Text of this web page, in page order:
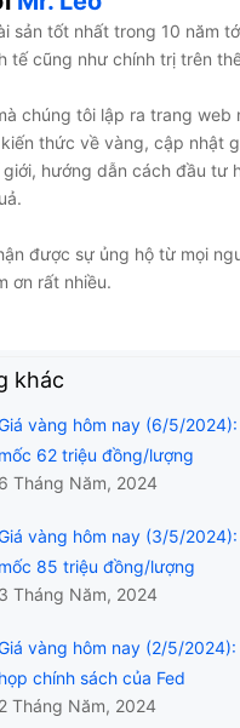
sản tốt nhất trong 10 năm
tế cũng như chính trị trên
chúng tôi lập ra trang web
thức về vàng, cập nhật
hướng dẫn cách đầu tư
được sự ủng hộ từ mọi
ơn rất nhiều.
khác
vàng hôm nay (6/5/
mốc 62 triệu đồng/lượng
6 Tháng Năm, 2024
vàng hôm nay (3/5/
mốc 85 triệu đồng/lượng
3 Tháng Năm, 2024
vàng hôm nay (2/5/
họp chính sách của Fed
2 Tháng Năm, 2024